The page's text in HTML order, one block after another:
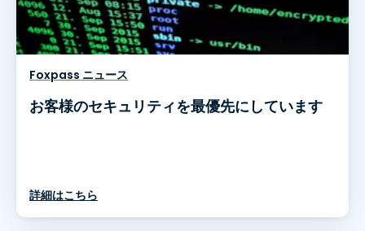
Foxpass ニュース
お客様のセキュリティを最優先にしています
詳細はこちら